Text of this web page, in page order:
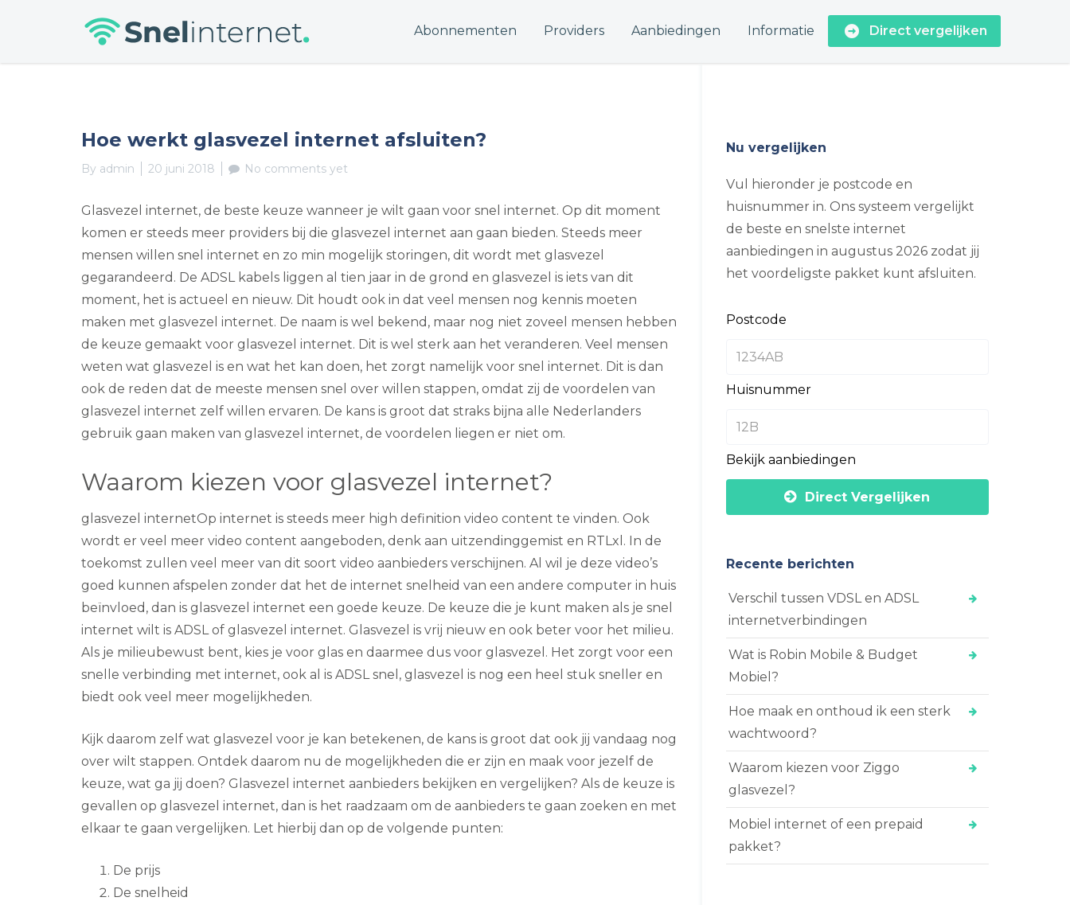
Abonnementen Providers Aanbiedingen Informatie Direct vergelijken
Hoe werkt glasvezel internet afsluiten?
By admin 20 juni 2018 No comments yet
Glasvezel internet, de beste keuze wanneer je wilt gaan voor snel internet. Op dit moment
komen er steeds meer providers bij die glasvezel internet aan gaan bieden. Steeds meer
mensen willen snel internet en zo min mogelijk storingen, dit wordt met glasvezel
gegarandeerd. De ADSL kabels liggen al tien jaar in de grond en glasvezel is iets van dit
moment, het is actueel en nieuw. Dit houdt ook in dat veel mensen nog kennis moeten
maken met glasvezel internet. De naam is wel bekend, maar nog niet zoveel mensen hebben
de keuze gemaakt voor glasvezel internet. Dit is wel sterk aan het veranderen. Veel mensen
weten wat glasvezel is en wat het kan doen, het zorgt namelijk voor snel internet. Dit is dan
ook de reden dat de meeste mensen snel over willen stappen, omdat zij de voordelen van
glasvezel internet zelf willen ervaren. De kans is groot dat straks bijna alle Nederlanders
gebruik gaan maken van glasvezel internet, de voordelen liegen er niet om.
Waarom kiezen voor glasvezel internet?
glasvezel internetOp internet is steeds meer high definition video content te vinden. Ook
wordt er veel meer video content aangeboden, denk aan uitzendinggemist en RTLxl. In de
toekomst zullen veel meer van dit soort video aanbieders verschijnen. Al wil je deze video’s
goed kunnen afspelen zonder dat het de internet snelheid van een andere computer in huis
beïnvloed, dan is glasvezel internet een goede keuze. De keuze die je kunt maken als je snel
internet wilt is ADSL of glasvezel internet. Glasvezel is vrij nieuw en ook beter voor het milieu.
Als je milieubewust bent, kies je voor glas en daarmee dus voor glasvezel. Het zorgt voor een
snelle verbinding met internet, ook al is ADSL snel, glasvezel is nog een heel stuk sneller en
biedt ook veel meer mogelijkheden.
Kijk daarom zelf wat glasvezel voor je kan betekenen, de kans is groot dat ook jij vandaag nog
over wilt stappen. Ontdek daarom nu de mogelijkheden die er zijn en maak voor jezelf de
keuze, wat ga jij doen? Glasvezel internet aanbieders bekijken en vergelijken? Als de keuze is
gevallen op glasvezel internet, dan is het raadzaam om de aanbieders te gaan zoeken en met
elkaar te gaan vergelijken. Let hierbij dan op de volgende punten:
De prijs
De snelheid
Nu vergelijken
Vul hieronder je postcode en
huisnummer in. Ons systeem vergelijkt
de beste en snelste internet
aanbiedingen in augustus 2026 zodat jij
het voordeligste pakket kunt afsluiten.
Postcode
Huisnummer
Bekijk aanbiedingen
Direct Vergelijken
Recente berichten
Verschil tussen VDSL en ADSL
internetverbindingen
Wat is Robin Mobile & Budget
Mobiel?
Hoe maak en onthoud ik een sterk
wachtwoord?
Waarom kiezen voor Ziggo
glasvezel?
Mobiel internet of een prepaid
pakket?